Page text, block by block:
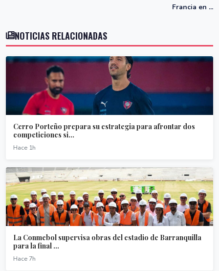
Francia en ...
NOTICIAS RELACIONADAS
Cerro Porteño prepara su estrategia para afrontar dos
competiciones si...
Hace 1h
La Conmebol supervisa obras del estadio de Barranquilla
para la final ...
Hace 7h